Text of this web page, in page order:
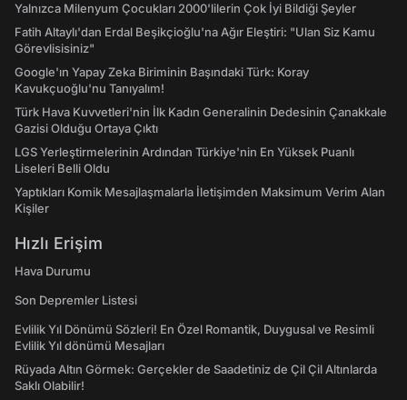
Yalnızca Milenyum Çocukları 2000'lilerin Çok İyi Bildiği Şeyler
Fatih Altaylı'dan Erdal Beşikçioğlu'na Ağır Eleştiri: "Ulan Siz Kamu
Görevlisisiniz"
Google'ın Yapay Zeka Biriminin Başındaki Türk: Koray
Kavukçuoğlu'nu Tanıyalım!
Türk Hava Kuvvetleri'nin İlk Kadın Generalinin Dedesinin Çanakkale
Gazisi Olduğu Ortaya Çıktı
LGS Yerleştirmelerinin Ardından Türkiye'nin En Yüksek Puanlı
Liseleri Belli Oldu
Yaptıkları Komik Mesajlaşmalarla İletişimden Maksimum Verim Alan
Kişiler
Hızlı Erişim
Hava Durumu
Son Depremler Listesi
Evlilik Yıl Dönümü Sözleri! En Özel Romantik, Duygusal ve Resimli
Evlilik Yıl dönümü Mesajları
Rüyada Altın Görmek: Gerçekler de Saadetiniz de Çil Çil Altınlarda
Saklı Olabilir!